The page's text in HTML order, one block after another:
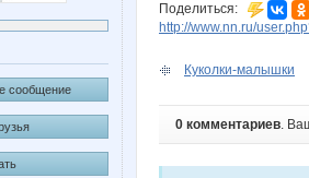
сообщение
Поделиться:
http://www.nn.ru/
Куколки-малышки
0 комментариев.